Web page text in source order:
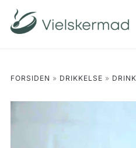
Skip
content
FORSIDEN » DRIKKELSE »